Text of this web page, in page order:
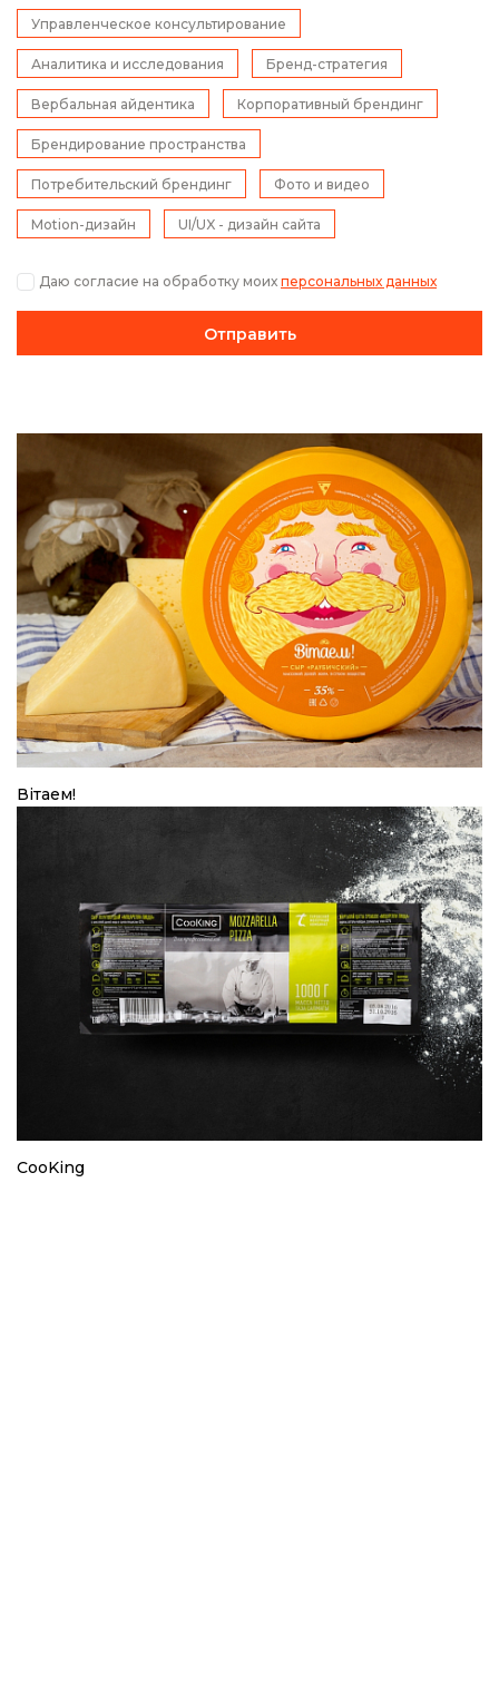
Управленческое консультирование
Аналитика и исследования Бренд-стратегия
Вербальная айдентика Корпоративный брендинг
Брендирование пространства
Потребительский брендинг Фото и видео
Motion-дизайн UI/UX - дизайн сайта
Даю согласие на обработку моих персональных данных
Вiтаем!
CooKing